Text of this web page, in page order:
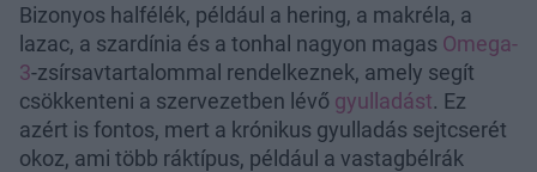
Bizonyos halfélék, például a hering, a makréla, a
lazac, a szardínia és a tonhal nagyon magas Omega-
3-zsírsavtartalommal rendelkeznek, amely segít
csökkenteni a szervezetben lévő gyulladást. Ez
azért is fontos, mert a krónikus gyulladás sejtcserét
okoz, ami több ráktípus, például a vastagbélrák